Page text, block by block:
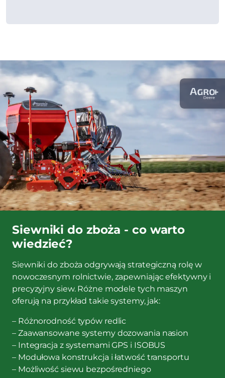
Siewniki do zboża - co warto
wiedzieć?
​Siewniki do zboża odgrywają strategiczną rolę w
nowoczesnym rolnictwie, zapewniając efektywny i
precyzyjny siew. Różne modele tych maszyn
oferują na przykład takie systemy, jak:
– Różnorodność typów redlic
– Zaawansowane systemy dozowania nasion
– Integracja z systemami GPS i ISOBUS
– Modułowa konstrukcja i łatwość transportu
– Możliwość siewu bezpośredniego